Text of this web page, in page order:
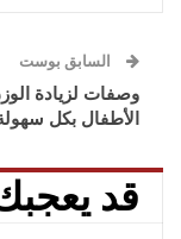
السابق بوست
وصفات لزيادة
الأطفال بكل
قد